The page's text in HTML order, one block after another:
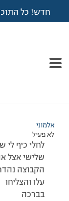
חדש! כל
עמוד הבית >דיונים>
מוצגות 2 תגובות – 1 עד 2 (מתוך 2 סה״כ)
אלמוני
לא פעיל
לחלי כיף
שלישי אצל
הקבוצה
עלו והצליחו
בברכה